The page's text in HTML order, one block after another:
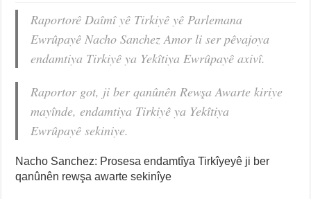
Raportorê Daîmî yê Tirkiyê yê Parlemana
Ewrûpayê Nacho Sanchez Amor li ser pêvajoya
endamtiya Tirkiyê ya Yekîtiya Ewrûpayê axivî.
Raportor got, ji ber qanûnên Rewşa Awarte kiriye
mayînde, endamtiya Tirkiyê ya Yekîtiya
Ewrûpayê sekiniye.
Nacho Sanchez: Prosesa endamtîya Tirkîyeyê ji ber
qanûnên rewşa awarte sekinîye